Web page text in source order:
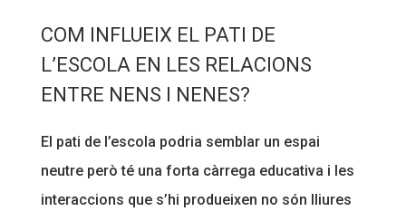
COM INFLUEIX EL PATI DE
L’ESCOLA EN LES RELACIONS
ENTRE NENS I NENES?
El pati de l’escola podria semblar un espai
neutre però té una forta càrrega educativa i les
interaccions que s’hi produeixen no són lliures